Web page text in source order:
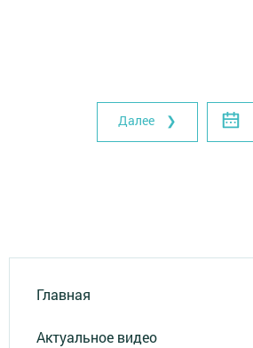
Далее ❯
Главная
Актуальное видео